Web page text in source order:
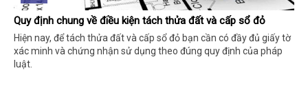
Quy định chung về điều kiện tách thửa đất và cấp sổ đỏ
Hiện nay, để tách thửa đất và cấp sổ đỏ bạn cần có đầy đủ giấy tờ
xác minh và chứng nhận sử dụng theo đúng quy định của pháp
luật.